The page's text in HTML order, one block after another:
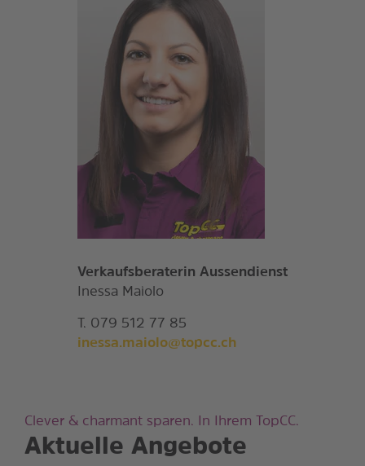
Verkaufsberaterin Aussendienst
Inessa Maiolo
T. 079 512 77 85
inessa.maiolo@topcc.ch
Aktuelle Angebote
Clever & charmant sparen. In Ihrem TopCC.